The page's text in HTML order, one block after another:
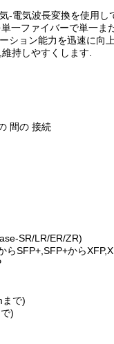
-電気波長変換を使用
一ファイバーで単一ま
ション能力を迅速に向
持しやすくします.
間の 接続
SR/LR/ER/ZR)
SFP+,SFP+から
まで)
)